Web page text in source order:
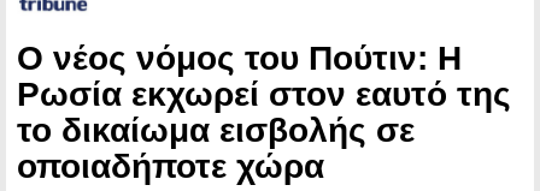
Ο νέος νόμος του Πούτιν: Η
Ρωσία εκχωρεί στον εαυτό της
το δικαίωμα εισβολής σε
οποιαδήποτε χώρα